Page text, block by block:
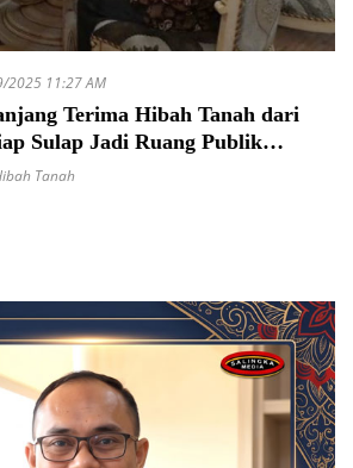
2025 11:27 AM
Terima Hibah Tanah dari
Sulap Jadi Ruang Publik
Tanah